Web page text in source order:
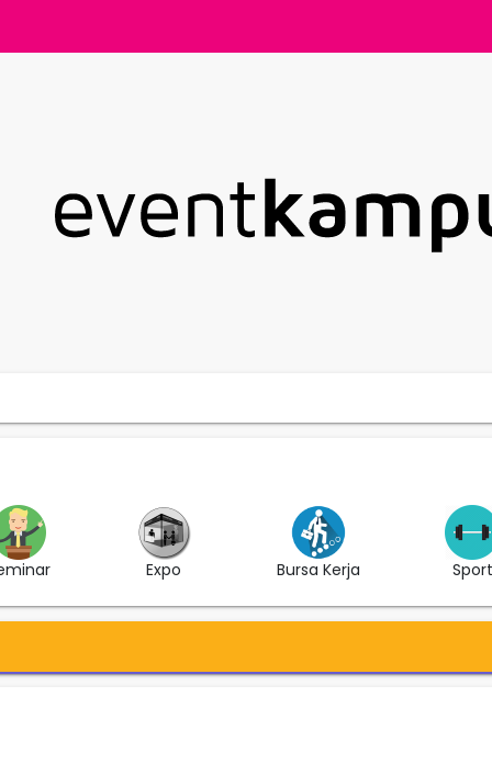
Expo Bursa Kerja Sport